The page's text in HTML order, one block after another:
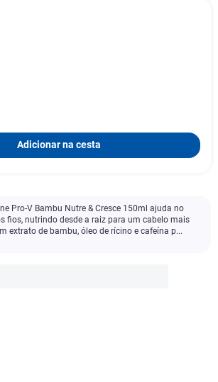
Adicionar na cesta
Pro-V Bambu Nutre & Cresce 150ml ajuda no
fios, nutrindo desde a raiz para um cabelo mais
extrato de bambu, óleo de rícino e cafeína p...